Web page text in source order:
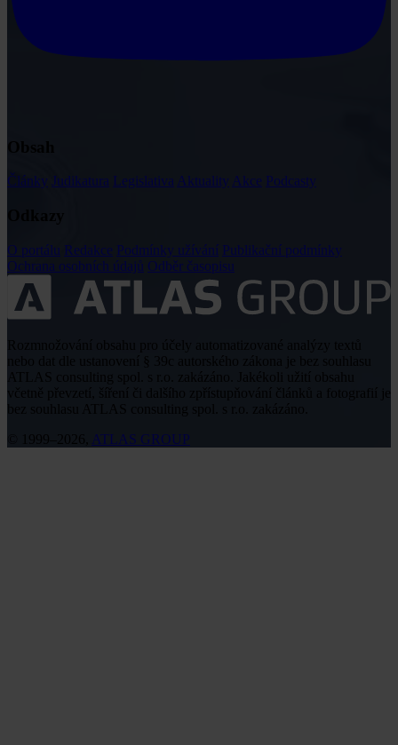
Články Judikatura Legislativa Aktuality Akce Podcasty
Odkazy
O portálu Redakce Podmínky užívání Publikační podmínky
Ochrana osobních údajů Odběr časopisu
včetně převzetí, šíření či dalšího zpřístupňování článků a fotografií je
ATLAS GROUP